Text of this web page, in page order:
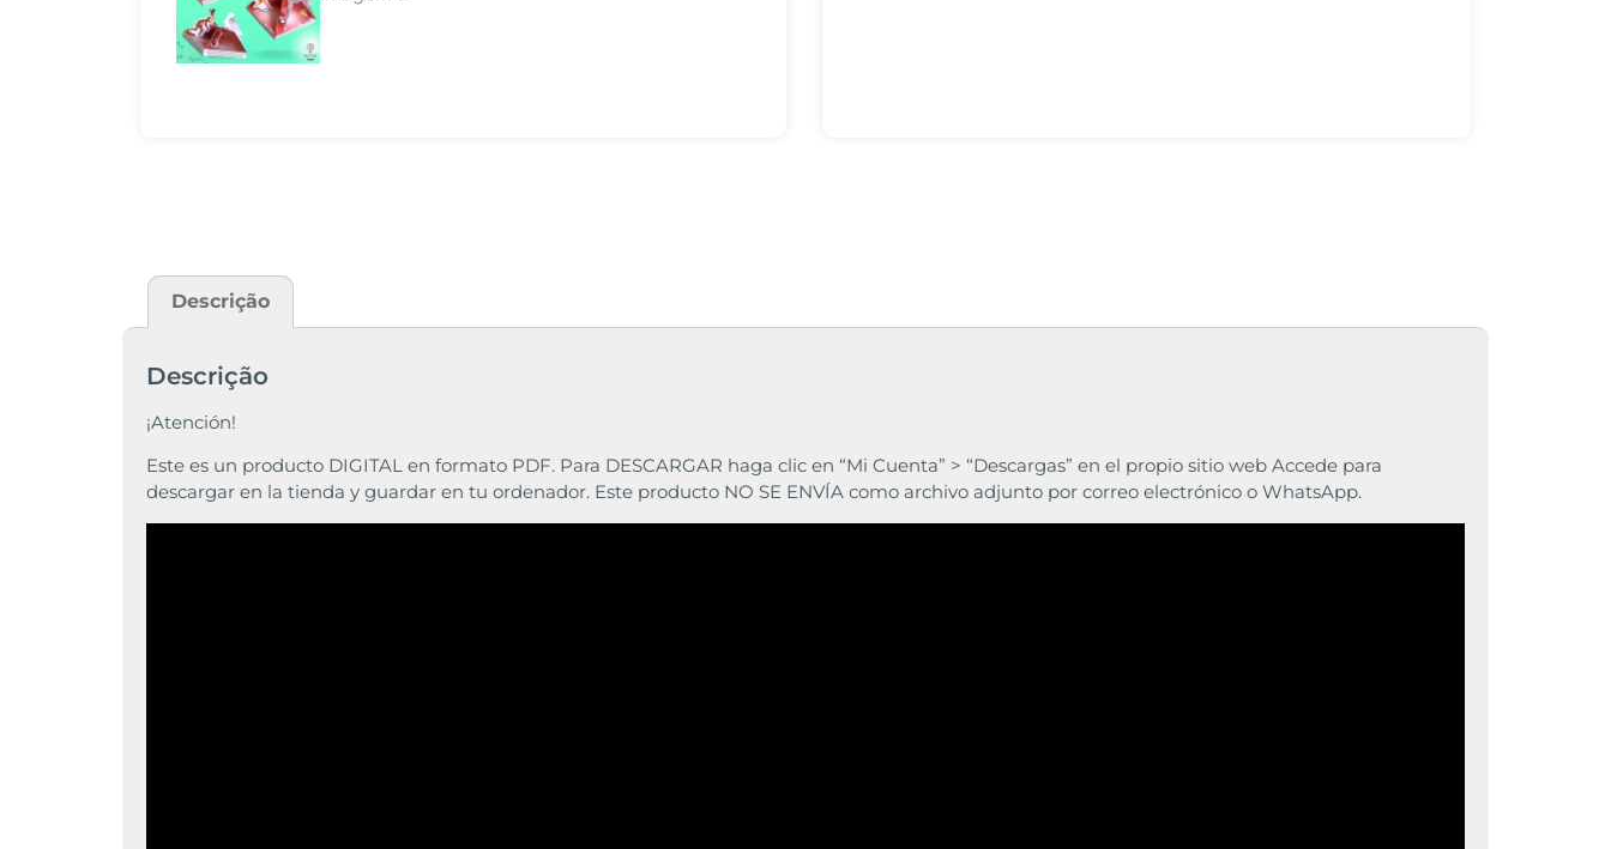
Descrição
Descrição
¡Atención!
Este es un producto DIGITAL en formato PDF. Para DESCARGAR haga clic en “Mi Cuenta” > “Descargas” en el propio sitio web Accede para
descargar en la tienda y guardar en tu ordenador. Este producto NO SE ENVÍA como archivo adjunto por correo electrónico o WhatsApp.